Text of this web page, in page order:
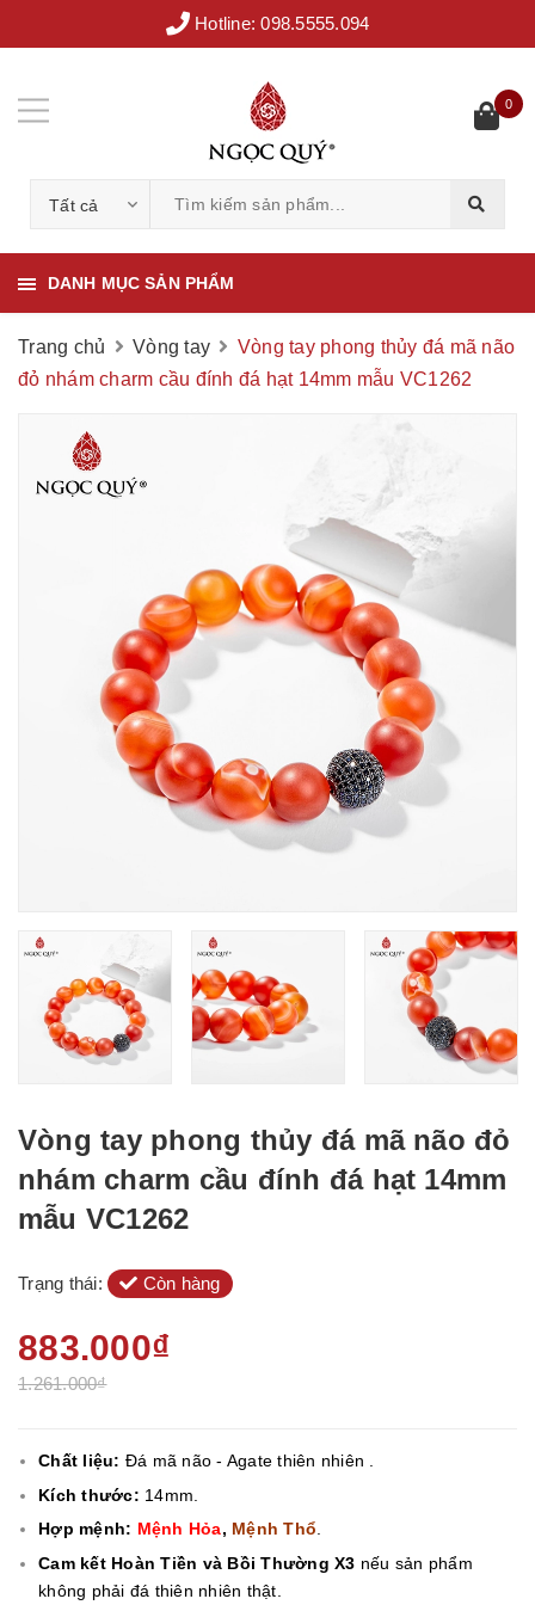
Hotline:098.5555.094
Tất cả
0
DANH MỤC SẢN PHẨM
Trang chủ Vòng tay
Vòng tay phong thủy đá mã não
đỏ nhám charm cầu đính đá hạt 14mm mẫu VC1262
Vòng tay phong thủy đá mã não đỏ
nhám charm cầu đính đá hạt 14mm
mẫu VC1262
Trạng thái: Còn hàng
883.000₫
1.261.000₫
Chất liệu: Đá mã não - Agate thiên nhiên .
Kích thước: 14mm.
Hợp mệnh: Mệnh Hỏa, Mệnh Thổ
Cam kết Hoàn Tiền và Bồi Thường X3 nếu sản phẩm
không phải đá thiên nhiên thật.